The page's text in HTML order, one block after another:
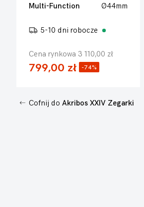
Multi-Function
Ø44mm
5-10 dni robocze
Cena rynkowa 3 110,00 zł
799,00 zł -74%
Cofnij do Akribos XXIV Zegarki